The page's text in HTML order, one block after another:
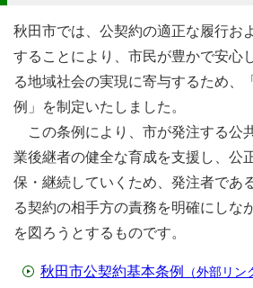
秋田市では、公契約の適正な履行お
することにより、市民が豊かで安心
る地域社会の実現に寄与するため、
例」を制定いたしました。
この条例により、市が発注する公
業後継者の健全な育成を支援し、公
保・継続していくため、発注者であ
る契約の相手方の責務を明確にしな
を図ろうとするものです。
秋田市公契約基本条例 （外部リン